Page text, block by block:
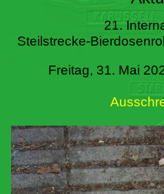
Literatur
Termine
21.
Steilstrecke-
Freitag, 31. Mai